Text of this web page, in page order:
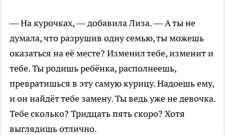
— На курочках, — добавила Лиза. — А ты не
думала, что разрушив одну семью, ты можешь
оказаться на её месте? Изменил тебе, изменит и
тебе. Ты родишь ребёнка, располнеешь,
превратишься в эту самую курицу. Надоешь ему,
и он найдёт тебе замену. Ты ведь уже не девочка.
Тебе сколько? Тридцать пять скоро? Хотя
выглядишь отлично.